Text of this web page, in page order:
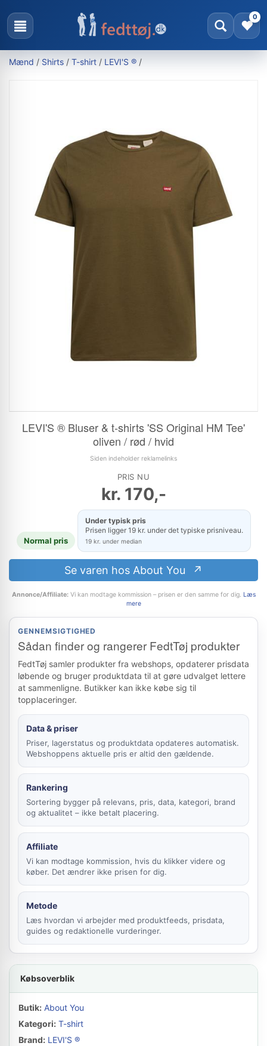
0
Mænd / Shirts / T-shirt / LEVI'S ® /
LEVI'S ® Bluser & t-shirts 'SS Original HM Tee'
oliven / rød / hvid
Siden indeholder reklamelinks
PRIS NU
kr.170,-
Normal pris
Under typisk pris
Prisen ligger 19 kr. under det typiske prisniveau.
19 kr. under median
Se varen hos About You
Annonce/Affiliate:Vi kan modtage kommission – prisen er den samme for dig. Læs
mere
GENNEMSIGTIGHED
Sådan finder og rangerer FedtTøj produkter
FedtTøj samler produkter fra webshops, opdaterer prisdata
løbende og bruger produktdata til at gøre udvalget lettere
at sammenligne. Butikker kan ikke købe sig til
topplaceringer.
Data & priser
Priser, lagerstatus og produktdata opdateres automatisk.
Webshoppens aktuelle pris er altid den gældende.
Rankering
Sortering bygger på relevans, pris, data, kategori, brand
og aktualitet – ikke betalt placering.
Affiliate
Vi kan modtage kommission, hvis du klikker videre og
køber. Det ændrer ikke prisen for dig.
Metode
Læs hvordan vi arbejder med produktfeeds, prisdata,
guides og redaktionelle vurderinger.
Købsoverblik
Butik: About You
Kategori: T-shirt
Brand: LEVI'S ®